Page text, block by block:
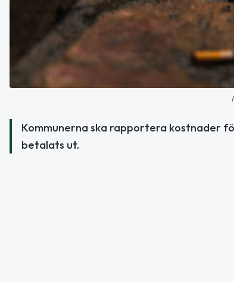
Kommunerna ska rapportera kostnader
betalats ut.